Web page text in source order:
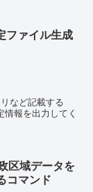
ファイル生成
など記載する
報を出力してく
区域データを
コマンド